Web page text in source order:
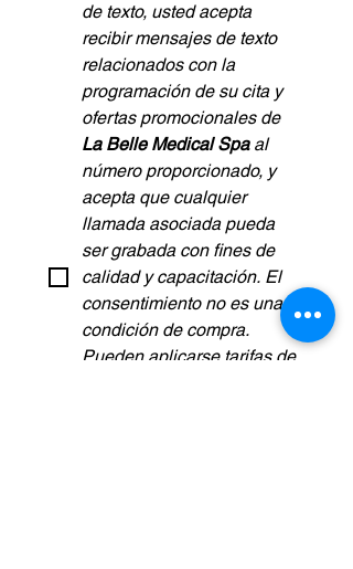
de texto, usted acepta
recibir mensajes de texto
relacionados con la
programación de su cita y
ofertas promocionales de
La Belle Medical Spa al
número proporcionado, y
acepta que cualquier
llamada asociada pueda
ser grabada con fines de
calidad y capacitación. El
consentimiento no es una
condición de compra.
Pueden aplicarse tarifas de